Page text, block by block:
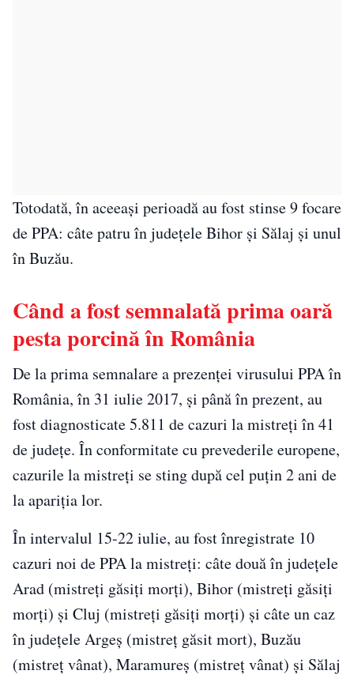
Totodată, în aceeaşi perioadă au fost stinse 9 focare
de PPA: câte patru în judeţele Bihor şi Sălaj şi unul
în Buzău.
Când a fost semnalată prima oară
pesta porcină în România
De la prima semnalare a prezenţei virusului PPA în
România, în 31 iulie 2017, şi până în prezent, au
fost diagnosticate 5.811 de cazuri la mistreţi în 41
de judeţe. În conformitate cu prevederile europene,
cazurile la mistreţi se sting după cel puţin 2 ani de
la apariţia lor.
În intervalul 15-22 iulie, au fost înregistrate 10
cazuri noi de PPA la mistreţi: câte două în judeţele
Arad (mistreţi găsiţi morţi), Bihor (mistreţi găsiţi
morţi) şi Cluj (mistreţi găsiţi morţi) şi câte un caz
în judeţele Argeş (mistreţ găsit mort), Buzău
(mistreţ vânat), Maramureş (mistreţ vânat) şi Sălaj